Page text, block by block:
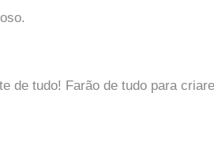
de tudo! Farão de tudo para